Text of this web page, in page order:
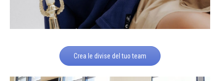
Crea le divise del tuo team